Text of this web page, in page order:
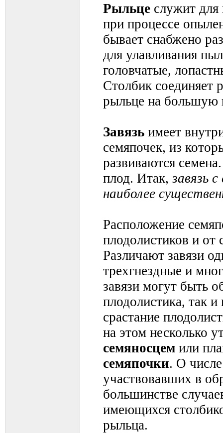
Рыльце служит для
при процессе
бывает снабжено
для улавливания
головчатые,
Столбик соединяет
рыльце на
Завязь имеет
семяпочек, из
развиваются
плод. Итак,завязь
наиболее
Расположение
плодолистиков и от
Различают завязи
трехгнездные и
завязи могут быть
плодолистика, так
срастание
на этом несколько
семяносцем или
семяпочки. О
участвовавших в
большинстве
имеющихся
рыльца.